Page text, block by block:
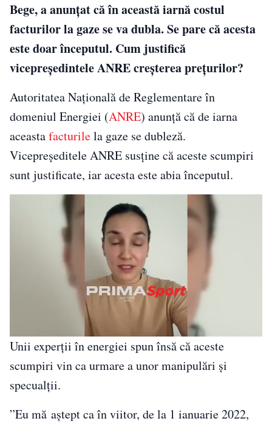
Bege, a anunțat că în această iarnă costul
facturilor la gaze se va dubla. Se pare că acesta
este doar începutul. Cum justifică
vicepreședintele ANRE creșterea prețurilor?
Autoritatea Naţională de Reglementare în
domeniul Energiei (ANRE) anunță că de iarna
aceastafacturilela gaze se dubleză.
Vicepreşeditele ANRE susţine că aceste scumpiri
sunt justificate, iar acesta este abia începutul.
Unii experţii în energiei spun însă că aceste
scumpiri vin ca urmare a unor manipulări şi
specualţii.
”Eu mă aștept ca în viitor, de la 1 ianuarie 2022,